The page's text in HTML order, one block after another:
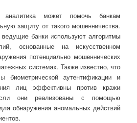
аналитика может помочь банкам
защиту от такого мошенничества.
банки используют алгоритмы
основанные на искусственном
потенциально мошеннических
системах. Также известно, что
биометрической аутентификации и
лиц эффективны против кражи
они реализованы с помощью
обнаружения аномальных действий